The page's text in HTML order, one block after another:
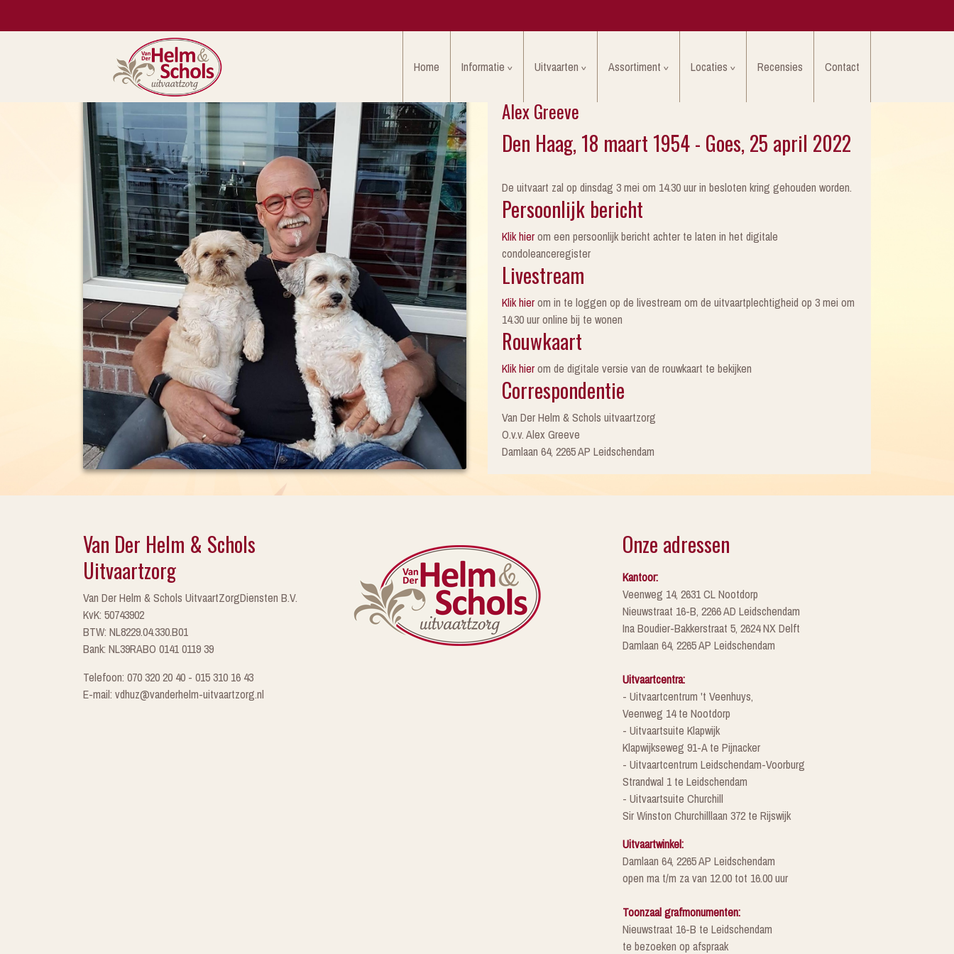
Home Informatie Uitvaarten Assortiment Locaties Recensies Contact
Alex Greeve
Den Haag, 18 maart 1954 - Goes, 25 april 2022
De uitvaart zal op dinsdag 3 mei om 14.30 uur in besloten kring gehouden worden.
Persoonlijk bericht
Klik hierom een persoonlijk bericht achter te laten in het digitale
condoleanceregister
Livestream
Klik hierom in te loggen op de livestream om de uitvaartplechtigheid op 3 mei om
14.30 uur online bij te wonen
Rouwkaart
Klik hierom de digitale versie van de rouwkaart te bekijken
Correspondentie
Van Der Helm & Schols uitvaartzorg
O.v.v. Alex Greeve
Damlaan 64, 2265 AP Leidschendam
Van Der Helm & Schols
Uitvaartzorg
Van Der Helm & Schols UitvaartZorgDiensten B.V.
KvK: 50743902
BTW: NL8229.04.330.B01
Bank: NL39RABO 0141 0119 39
Telefoon: 070 320 20 40 - 015 310 16 43
E-mail: vdhuz@vanderhelm-uitvaartzorg.nl
Onze adressen
Kantoor:
Veenweg 14, 2631 CL Nootdorp
Nieuwstraat 16-B, 2266 AD Leidschendam
Ina Boudier-Bakkerstraat 5, 2624 NX Delft
Damlaan 64, 2265 AP Leidschendam
Uitvaartcentra:
- Uitvaartcentrum 't Veenhuys,
Veenweg 14 te Nootdorp
- Uitvaartsuite Klapwijk
Klapwijkseweg 91-A te Pijnacker
- Uitvaartcentrum Leidschendam-Voorburg
Strandwal 1 te Leidschendam
- Uitvaartsuite Churchill
Sir Winston Churchilllaan 372 te Rijswijk
Uitvaartwinkel:
Damlaan 64, 2265 AP Leidschendam
open ma t/m za van 12.00 tot 16.00 uur
Toonzaal grafmonumenten:
Nieuwstraat 16-B te Leidschendam
te bezoeken op afspraak